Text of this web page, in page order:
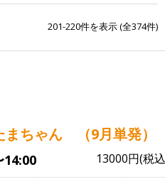
201-220件を表示 (全374件)
まちゃん （9月単発）
14:00 13000円(税